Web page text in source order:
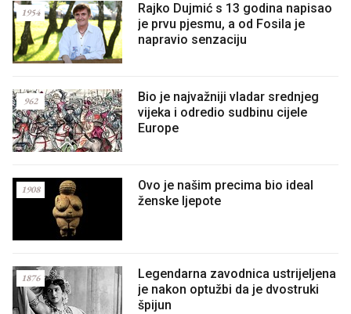
Rajko Dujmić s 13 godina napisao
je prvu pjesmu, a od Fosila je
napravio senzaciju
1954
Bio je najvažniji vladar srednjeg
vijeka i odredio sudbinu cijele
Europe
962
Ovo je našim precima bio ideal
ženske ljepote
1908
Legendarna zavodnica ustrijeljena
je nakon optužbi da je dvostruki
špijun
1876